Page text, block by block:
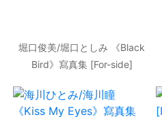
堀口俊美/堀口としみ 《Black
Bird》寫真集 [For-side]